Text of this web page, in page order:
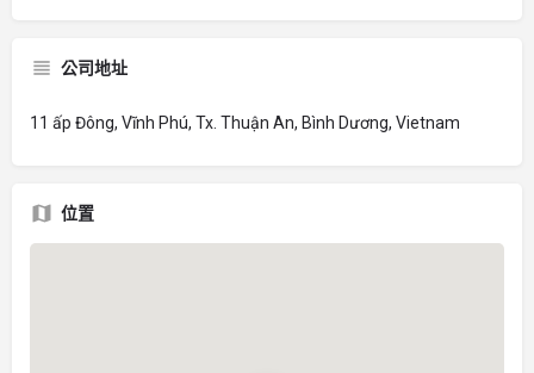
公司地址
11 ấp Đông, Vĩnh Phú, Tx. Thuận An, Bình Dương, Vietnam
位置